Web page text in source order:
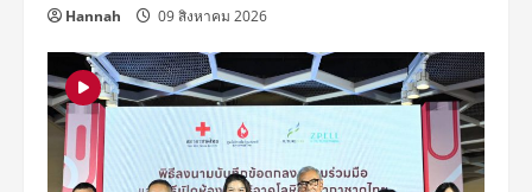
Hannah 09 สิงหาคม 2026